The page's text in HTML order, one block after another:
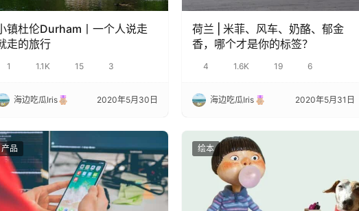
镇杜伦Durham丨一个人说走
走的旅行
1 1.1K 15 3
海边吃瓜Iris 2020年5月30日
荷兰 | 米菲、风车、奶酪、郁金
香，哪个才是你的标签？
4 1.6K 19 6
海边吃瓜Iris 2020年5月31日
产品 绘本